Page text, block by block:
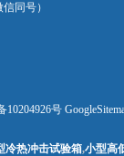
同号）
10204926号
冷热冲击试验箱,小型高